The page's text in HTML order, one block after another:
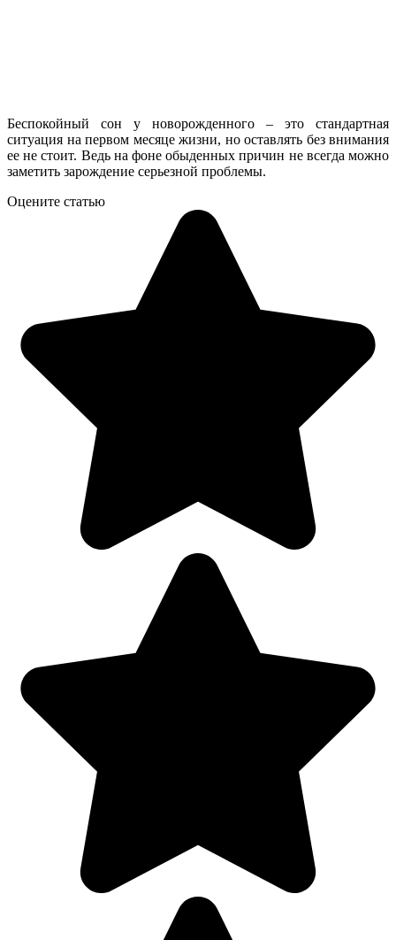
Беспокойный сон у новорожденного – это стандартная
ситуация на первом месяце жизни, но оставлять без внимания
ее не стоит. Ведь на фоне обыденных причин не всегда можно
заметить зарождение серьезной проблемы.
Оцените статью